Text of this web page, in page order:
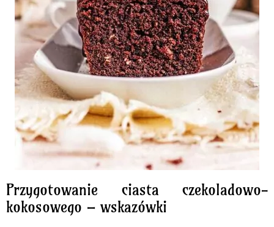
Przygotowanie ciasta czekoladowo-
kokosowego – wskazówki